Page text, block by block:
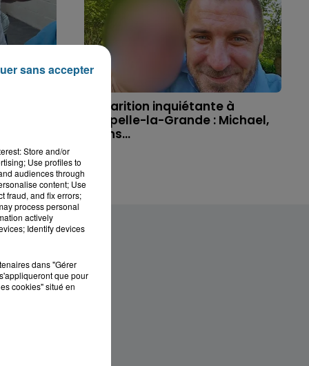
Disparition inquiétante à
Cappelle-la-Grande : Michael,
41 ans...
Store and/or
Use profiles to
audiences through
content; Use
fraud, and fix errors;
process personal
actively
Identify devices
dans "Gérer
que pour
cookies" situé en
sans accepter